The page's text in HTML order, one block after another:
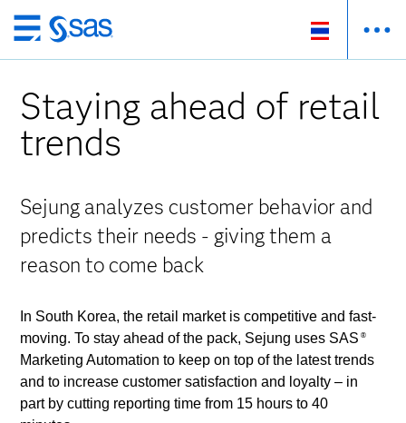
ข้าม
ไป
เนื้อหา
Staying ahead of retail
trends
Sejung analyzes customer behavior and
predicts their needs - giving them a
reason to come back
In South Korea, the retail market is competitive and fast-
moving. To stay ahead of the pack, Sejung uses SAS ®
Marketing Automation to keep on top of the latest trends
and to increase customer satisfaction and loyalty – in
part by cutting reporting time from 15 hours to 40